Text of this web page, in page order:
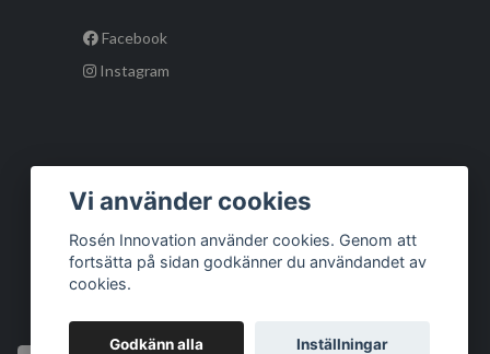
Facebook
Instagram
Vi använder cookies
Rosén Innovation använder cookies. Genom att
fortsätta på sidan godkänner du användandet av
cookies.
Godkänn alla Inställningar